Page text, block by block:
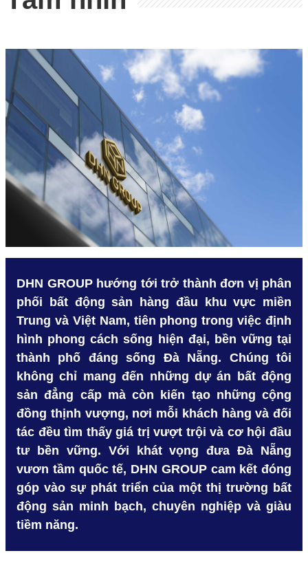
DHN GROUP hướng tới trở thành đơn vị phân
phối bất động sản hàng đầu khu vực miền
Trung và Việt Nam, tiên phong trong việc định
hình phong cách sống hiện đại, bền vững tại
thành phố đáng sống Đà Nẵng. Chúng tôi
không chỉ mang đến những dự án bất động
sản đẳng cấp mà còn kiến tạo những cộng
đồng thịnh vượng, nơi mỗi khách hàng và đối
tác đều tìm thấy giá trị vượt trội và cơ hội đầu
tư bền vững. Với khát vọng đưa Đà Nẵng
vươn tầm quốc tế, DHN GROUP cam kết đóng
góp vào sự phát triển của một thị trường bất
động sản minh bạch, chuyên nghiệp và giàu
tiềm năng.